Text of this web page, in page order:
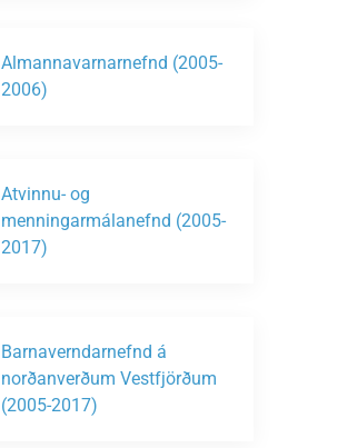
Almannavarnarnefnd (2005-
2006)
Atvinnu- og
menningarmálanefnd (2005-
2017)
Barnaverndarnefnd á
norðanverðum Vestfjörðum
(2005-2017)